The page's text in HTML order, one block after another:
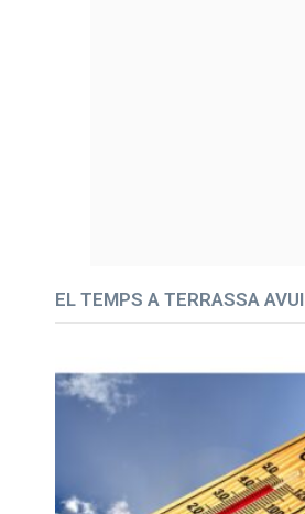
EL TEMPS A TERRASSA AVUI